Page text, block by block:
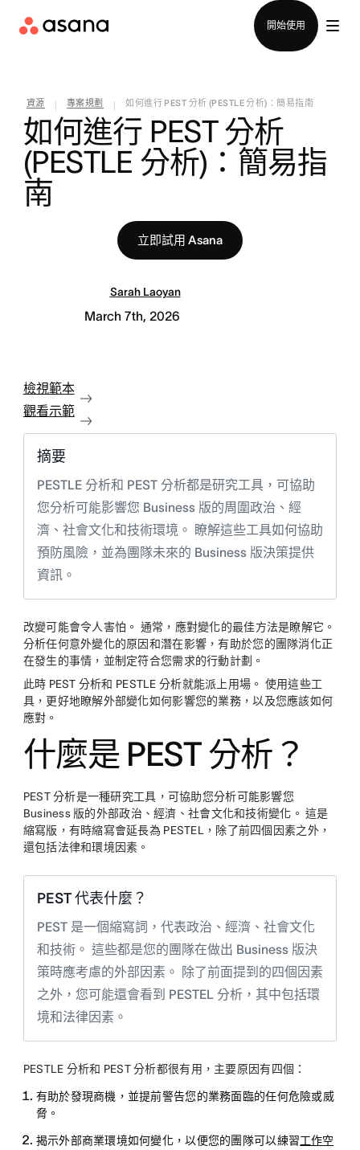
開始使用
資源 專案規劃 如何進行 PEST 分析 (PESTLE 分析)：簡易指南
如何進行 PEST 分析
(PESTLE 分析)：簡易指
南
立即試用 Asana
Sarah Laoyan
March 7th, 2026
檢視範本
觀看示範
摘要
PESTLE 分析和 PEST 分析都是研究工具，可協助
您分析可能影響您 Business 版的周圍政治、經
濟、社會文化和技術環境。 瞭解這些工具如何協助
預防風險，並為團隊未來的 Business 版決策提供
資訊。
改變可能會令人害怕。 通常，應對變化的最佳方法是瞭解它。
分析任何意外變化的原因和潛在影響，有助於您的團隊消化正
在發生的事情，並制定符合您需求的行動計劃。
此時 PEST 分析和 PESTLE 分析就能派上用場。 使用這些工
具，更好地瞭解外部變化如何影響您的業務，以及您應該如何
應對。
什麼是 PEST 分析？
PEST 分析是一種研究工具，可協助您分析可能影響您
Business 版的外部政治、經濟、社會文化和技術變化。 這是
縮寫版，有時縮寫會延長為 PESTEL，除了前四個因素之外，
還包括法律和環境因素。
PEST 代表什麼？
PEST 是一個縮寫詞，代表政治、經濟、社會文化
和技術。 這些都是您的團隊在做出 Business 版決
策時應考慮的外部因素。 除了前面提到的四個因素
之外，您可能還會看到 PESTEL 分析，其中包括環
境和法律因素。
PESTLE 分析和 PEST 分析都很有用，主要原因有四個：
有助於發現商機，並提前警告您的業務面臨的任何危險或威
脅。
揭示外部商業環境如何變化，以便您的團隊可以練習工作空